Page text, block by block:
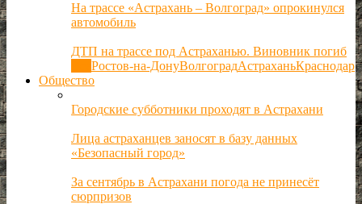
На трассе «Астрахань – Волгоград» опрокинулся
автомобиль
ДТП на трассе под Астраханью. Виновник погиб
Ростов-на-ДонуВолгоградАстраханьКраснодар
Общество
Городские субботники проходят в Астрахани
Лица астраханцев заносят в базу данных
«Безопасный город»
За сентябрь в Астрахани погода не принесёт
сюрпризов